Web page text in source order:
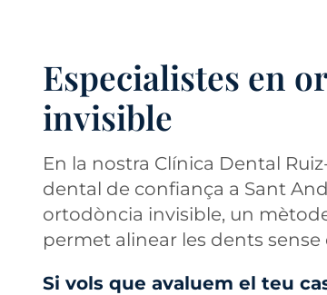
Especialistes en
invisible
En la nostra Clínica Dental
dental de confiança a Sant
ortodòncia invisible, un
permet alinear les dents
Si vols que avaluem el teu